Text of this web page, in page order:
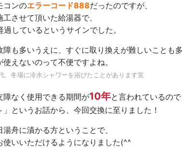
コンのエラーコード888だったのですが、
させて頂いた給湯器で、
しているというサインでした。
障も多いうえに、すぐに取り換えが難しいことも
えないのって不便ですよね。
、冬場に冷水シャワーを浴びたことがあります笑
障なく使用できる期間が10年と言われているので
」というお話から、今回交換に至りました！
舟に漬かる方ということで、
使いいただけるようになりました(^^